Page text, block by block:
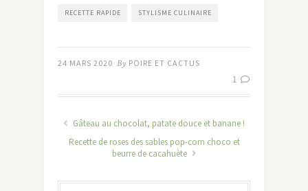
RECETTE RAPIDE STYLISME CULINAIRE
24 MARS 2020 By POIRE ET CACTUS
1
Gâteau au chocolat, patate douce et banane !
Recette de roses des sables pop-corn choco et
beurre de cacahuète